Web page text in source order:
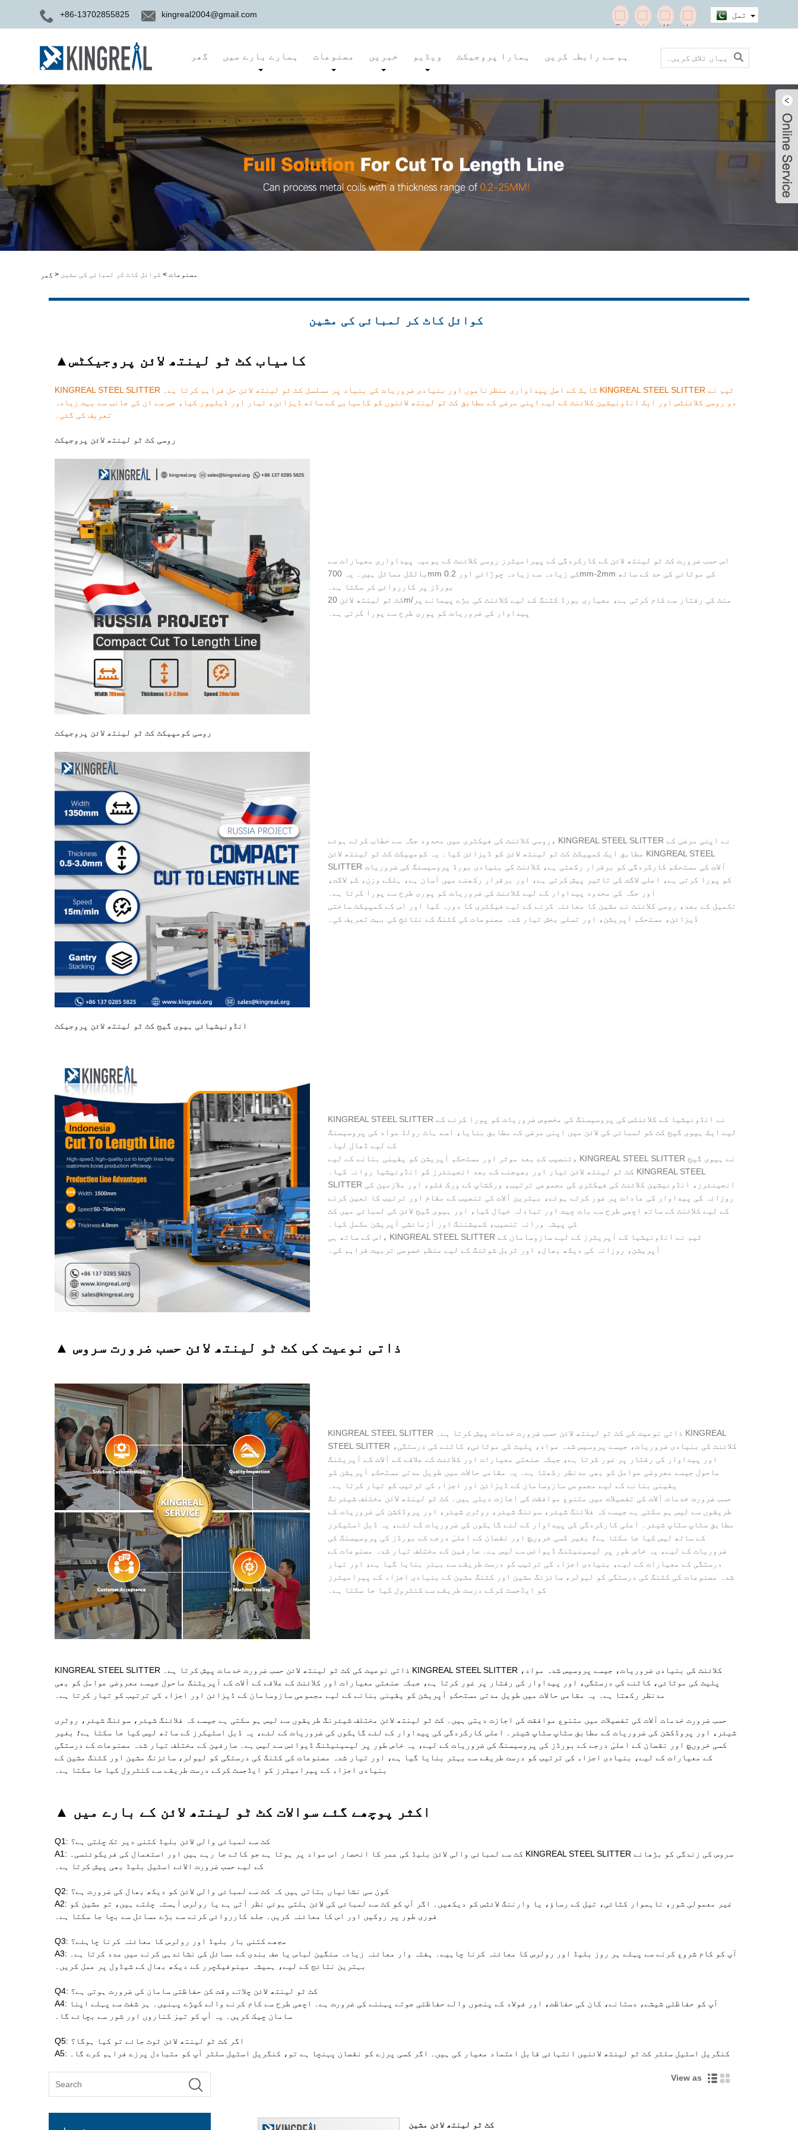
+86-13702855825 kingreal2004@gmail.com تمل
گھر ہمارے بارے میں مصنوعات خبریں ویڈیو ہمارا پروجیکٹ ہم سے رابطہ کریں
گھر > مصنوعات> کوائل کاٹ کر لمبائی کی مشین
کوائل کاٹ کر لمبائی کی مشین
▲کامیاب کٹ ٹو لینتھ لائن پروجیکٹس
KINGREAL STEEL SLITTER گاہک کے اصل پیداواری منظرناموں اور بنیادی ضروریات کی بنیاد پر مسلسل کٹ ٹو لینتھ لائن حل فراہم کرتا ہے۔ KINGREAL STEEL SLITTER ٹیم نے
دو روسی کلائنٹس اور ایک انڈونیشین کلائنٹ کے لیے اپنی مرضی کے مطابق کٹ ٹو لینتھ لائنوں کو کامیابی کے ساتھ ڈیزائن، تیار اور ڈیلیور کیا، جس سے ان کی جانب سے بہت زیادہ
تعریف کی گئی۔
روسی کٹ ٹو لینتھ لائن پروجیکٹ
اس حسب ضرورت کٹ ٹو لینتھ لائن کے کارکردگی کے پیرامیٹرز روسی کلائنٹ کے یومیہ پیداواری معیارات سے
بالکل مماثل ہیں۔ یہ 700mm کی زیادہ سے زیادہ چوڑائی اور 0.2mm-2mm کی موٹائی کی حد کے ساتھ
بورڈز پر کارروائی کر سکتا ہے۔
کٹ ٹو لینتھ لائن 20m/منٹ کی رفتار سے کام کرتی ہے، معیاری بورڈ کٹنگ کے لیے کلائنٹ کی بڑے پیمانے پر
پیداوار کی ضروریات کو پوری طرح سے پورا کرتی ہے۔
روسی کومپیکٹ کٹ ٹو لینتھ لائن پروجیکٹ
روسی کلائنٹ کی فیکٹری میں محدود جگہ سے خطاب کرتے ہوئے، KINGREAL STEEL SLITTER نے اپنی مرضی کے
مطابق ایک کمپیکٹ کٹ ٹو لینتھ لائن کو ڈیزائن کیا۔ یہ کومپیکٹ کٹ ٹو لینتھ لائن KINGREAL STEEL
SLITTER آلات کی مستحکم کارکردگی کو برقرار رکھتی ہے، کلائنٹ کی بنیادی بورڈ پروسیسنگ کی ضروریات
کو پورا کرتی ہے، اعلی لاگت کی تاثیر پیش کرتی ہے، اور برقرار رکھنے میں آسان ہے، ہلکے وزن، کم لاگت،
اور جگہ کی محدود پیداوار کے لیے کلائنٹ کی ضروریات کو پوری طرح سے پورا کرتا ہے۔
تکمیل کے بعد، روسی کلائنٹ نے مشین کا معائنہ کرنے کے لیے فیکٹری کا دورہ کیا اور اس کے کمپیکٹ ساختی
ڈیزائن، مستحکم آپریشن، اور تسلی بخش تیار شدہ مصنوعات کی کٹنگ کے نتائج کی بہت تعریف کی۔
انڈونیشیائی ہیوی گیج کٹ ٹو لینتھ لائن پروجیکٹ
KINGREAL STEEL SLITTER نے انڈونیشیا کے کلائنٹس کی پروسیسنگ کی مخصوص ضروریات کو پورا کرنے کے
لیے ایک ہیوی گیج کٹ کو لمبائی کی لائن میں اپنی مرضی کے مطابق بنایا، اسے ہاٹ رولڈ مواد کی پروسیسنگ
کے لیے ڈھال لیا۔
تنصیب کے بعد موثر اور مستحکم آپریشن کو یقینی بنانے کے لیے، KINGREAL STEEL SLITTER نے ہیوی گیج
کٹ ٹو لینتھ لائن تیار اور بھیجنے کے بعد انجینئرز کو انڈونیشیا روانہ کیا۔ KINGREAL STEEL
SLITTER انجینئرز، انڈونیشین کلائنٹ کی فیکٹری کی مجموعی ترتیب، ورکشاپ کے ورک فلو، اور ملازمین کی
روزانہ کی پیداوار کی عادات پر غور کرتے ہوئے، بہترین آلات کی تنصیب کے مقام اور ترتیب کا تعین کرنے
کے لیے کلائنٹ کے ساتھ اچھی طرح سے بات چیت اور تبادلہ خیال کیا، اور ہیوی گیج لائن کی لمبائی میں کٹ
کی پیشہ ورانہ تنصیب، کمیشننگ اور آزمائشی آپریشن مکمل کیا۔
اس کے ساتھ ہی، KINGREAL STEEL SLITTER ٹیم نے انڈونیشیا کے آپریٹرز کے لیے سازوسامان کے
آپریشن، روزانہ کی دیکھ بھال، اور ٹربل شوٹنگ کے لیے منظم خصوصی تربیت فراہم کی۔
▲ ذاتی نوعیت کی کٹ ٹو لینتھ لائن حسب ضرورت سروس
KINGREAL STEEL SLITTER ذاتی نوعیت کی کٹ ٹو لینتھ لائن حسب ضرورت خدمات پیش کرتا ہے۔ KINGREAL
STEEL SLITTER کلائنٹ کی بنیادی ضروریات، جیسے پروسیس شدہ مواد، پلیٹ کی موٹائی، کاٹنے کی درستگی،
اور پیداوار کی رفتار پر غور کرتا ہے، جبکہ صنعتی معیارات اور کلائنٹ کے علاقے کے آلات کے آپریٹنگ
ماحول جیسے معروضی عوامل کو بھی مدنظر رکھتا ہے۔ یہ مقامی حالات میں طویل مدتی مستحکم آپریشن کو
یقینی بنانے کے لیے مجموعی سازوسامان کے ڈیزائن اور اجزاء کی ترتیب کو تیار کرتا ہے۔
حسب ضرورت خدمات آلات کی تفصیلات میں متنوع موافقت کی اجازت دیتی ہیں۔ کٹ ٹو لینتھ لائن مختلف شیئرنگ
طریقوں سے لیس ہو سکتی ہے جیسے کہ فلائنگ شیئر، سوئنگ شیئر، روٹری شیئر، اور پروڈکشن کی ضروریات کے
مطابق سٹاپ سٹاپ شیئر۔ اعلی کارکردگی کی پیداوار کے لئے گاہکوں کی ضروریات کے لئے، یہ ڈبل اسٹیکرز
کے ساتھ لیس کیا جا سکتا ہے؛ بغیر کسی خروںچ اور نقصان کے اعلیٰ درجے کے بورڈز کی پروسیسنگ کی
ضروریات کے لیے، یہ خاص طور پر لیمینیٹنگ ڈیوائس سے لیس ہے۔ صارفین کے مختلف تیار شدہ مصنوعات کے
درستگی کے معیارات کے لیے، بنیادی اجزاء کی ترتیب کو درست طریقے سے بہتر بنایا گیا ہے، اور تیار
شدہ مصنوعات کی کٹنگ کی درستگی کو لیولر، سائزنگ مشین اور کٹنگ مشین کے بنیادی اجزاء کے پیرامیٹرز
کو ایڈجسٹ کرکے درست طریقے سے کنٹرول کیا جا سکتا ہے۔
KINGREAL STEEL SLITTER ذاتی نوعیت کی کٹ ٹو لینتھ لائن حسب ضرورت خدمات پیش کرتا ہے۔ KINGREAL STEEL SLITTER کلائنٹ کی بنیادی ضروریات، جیسے پروسیس شدہ مواد،
پلیٹ کی موٹائی، کاٹنے کی درستگی، اور پیداوار کی رفتار پر غور کرتا ہے، جبکہ صنعتی معیارات اور کلائنٹ کے علاقے کے آلات کے آپریٹنگ ماحول جیسے معروضی عوامل کو بھی
مدنظر رکھتا ہے۔ یہ مقامی حالات میں طویل مدتی مستحکم آپریشن کو یقینی بنانے کے لیے مجموعی سازوسامان کے ڈیزائن اور اجزاء کی ترتیب کو تیار کرتا ہے۔
حسب ضرورت خدمات آلات کی تفصیلات میں متنوع موافقت کی اجازت دیتی ہیں۔ کٹ ٹو لینتھ لائن مختلف شیئرنگ طریقوں سے لیس ہو سکتی ہے جیسے کہ فلائنگ شیئر، سوئنگ شیئر، روٹری
شیئر، اور پروڈکشن کی ضروریات کے مطابق سٹاپ سٹاپ شیئر۔ اعلی کارکردگی کی پیداوار کے لئے گاہکوں کی ضروریات کے لئے، یہ ڈبل اسٹیکرز کے ساتھ لیس کیا جا سکتا ہے؛ بغیر
کسی خروںچ اور نقصان کے اعلیٰ درجے کے بورڈز کی پروسیسنگ کی ضروریات کے لیے، یہ خاص طور پر لیمینیٹنگ ڈیوائس سے لیس ہے۔ صارفین کے مختلف تیار شدہ مصنوعات کے درستگی
کے معیارات کے لیے، بنیادی اجزاء کی ترتیب کو درست طریقے سے بہتر بنایا گیا ہے، اور تیار شدہ مصنوعات کی کٹنگ کی درستگی کو لیولر، سائزنگ مشین اور کٹنگ مشین کے
بنیادی اجزاء کے پیرامیٹرز کو ایڈجسٹ کرکے درست طریقے سے کنٹرول کیا جا سکتا ہے۔
▲ اکثر پوچھے گئے سوالات کٹ ٹو لینتھ لائن کے بارے میں
Q1: کٹ سے لمبائی والی لائن بلیڈ کتنی دیر تک چلتی ہے؟
A1: کٹ سے لمبائی والی لائن بلیڈ کی عمر کا انحصار اس مواد پر ہوتا ہے جو کاٹے جا رہے ہیں اور استعمال کی فریکوئنسی۔ KINGREAL STEEL SLITTER سروس کی زندگی کو بڑھانے
کے لیے حسب ضرورت الائے اسٹیل بلیڈ بھی پیش کرتا ہے۔
Q2: کون سی نشانیاں بتاتی ہیں کہ کٹ سے لمبائی والی لائن کو دیکھ بھال کی ضرورت ہے؟
A2: غیر معمولی شور، ناہموار کٹائی، تیل کے رساؤ، یا وارننگ لائٹس کو دیکھیں۔ اگر آپ کو کٹ سے لمبائی کی لائن ہلتی ہوئی نظر آتی ہے یا رولرس آہستہ چلتے ہیں، تو مشین کو
فوری طور پر روکیں اور اس کا معائنہ کریں۔ جلد کارروائی کرنے سے بڑے مسائل سے بچا جا سکتا ہے۔
Q3: مجھے کتنی بار بلیڈ اور رولرس کا معائنہ کرنا چاہئے؟
A3: آپ کو کام شروع کرنے سے پہلے ہر روز بلیڈ اور رولرس کا معائنہ کرنا چاہیے۔ ہفتہ وار معائنہ زیادہ سنگین لباس یا صف بندی کے مسائل کی نشاندہی کرنے میں مدد کرتا ہے۔
بہترین نتائج کے لیے، ہمیشہ مینوفیکچرر کے دیکھ بھال کے شیڈول پر عمل کریں۔
Q4: کٹ ٹو لینتھ لائن چلاتے وقت کن حفاظتی سامان کی ضرورت ہوتی ہے؟
A4: آپ کو حفاظتی شیشے، دستانے، کان کی حفاظت، اور فولاد کے پنجوں والے حفاظتی جوتے پہننے کی ضرورت ہے۔ اچھی طرح سے کام کرنے والے کپڑے پہنیں۔ ہر شفٹ سے پہلے اپنا
سامان چیک کریں۔ یہ آپ کو تیز کناروں اور شور سے بچائے گا۔
Q5: اگر کٹ ٹو لینتھ لائن ٹوٹ جائے تو کیا ہوگا؟
A5: کنگریل اسٹیل سلٹر کٹ ٹو لینتھ لائنیں انتہائی قابل اعتماد معیار کی ہیں۔ اگر کسی پرزے کو نقصان پہنچا ہے تو، کنگریل اسٹیل سلٹر آپ کو متبادل پرزے فراہم کرے گا۔
View as
کٹ ٹو لینتھ لائن مشین